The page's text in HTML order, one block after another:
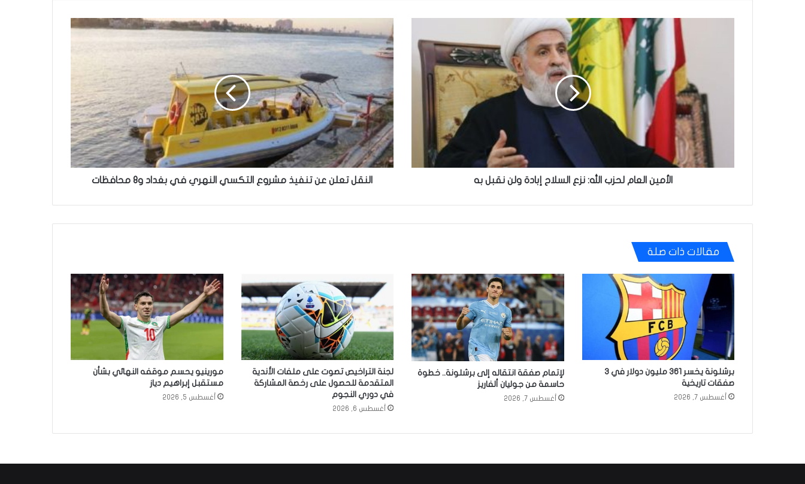
الأمين العام لحزب الله: نزع السلاح إبادة ولن نقبل به
النقل
تعلن
عن
تنفيذ
التكسي
النهري
في
بغداد
و8
محافظات
النقل تعلن عن تنفيذ مشروع التكسي النهري في بغداد و8 محافظات
مقالات ذات صلة
برشلونة يخسر 361 مليون دولار في 3
صفقات تاريخية
أغسطس 7, 2026
لإتمام صفقة انتقاله إلى برشلونة.. خطوة
حاسمة من جوليان ألفاريز
أغسطس 7, 2026
لجنة التراخيص تصوت على ملفات الأندية
المتقدمة للحصول على رخصة المشاركة
في دوري النجوم
أغسطس 6, 2026
مورينيو يحسم موقفه النهائي بشأن
مستقبل إبراهيم دياز
أغسطس 5, 2026